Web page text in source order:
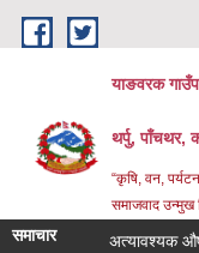
Skip to main content
याङवरक
थर्पु, पाँचथर,
“कृषि, वन,
समाजवाद उन्मुख
समाचार अत्यावश्यक